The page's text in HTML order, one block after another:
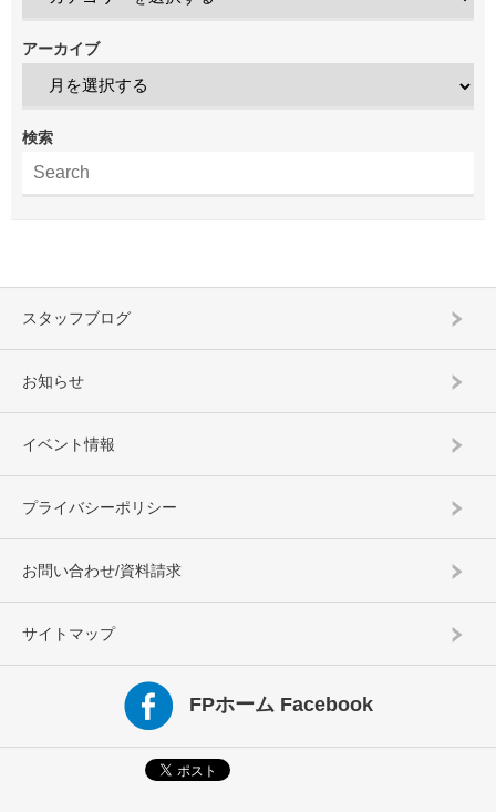
アーカイブ
検索
スタッフブログ
お知らせ
イベント情報
プライバシーポリシー
お問い合わせ/資料請求
サイトマップ
FPホーム Facebook